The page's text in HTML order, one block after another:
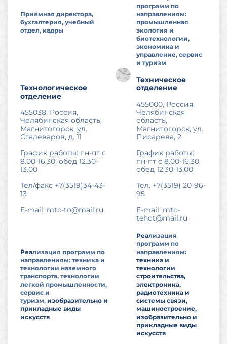
Приёмная директора,
бухгалтерия, учебный
отдел, кадры
программ по
направлениям:
промышленная
экология и
биотехнологии,
экономика и
управление, сервис
и туризм
Технологическое
отделение
455038, Россия,
Челябинская область,
Магнитогорск, ул.
Сталеваров, д. 11
График работы: пн-пт с
8.00-16.30, обед 12.30-
13.00
Тел/факс +7(3519)34-43-
13
E-mail: mtc-to@mail.ru
Техническое
отделение
455000, Россия,
Челябинская
область,
Магнитогорск, ул.
Писарева, 2
График работы:
пн-пт с 8.00-16.30,
обед 12.30-13.00
Тел. +7(3519) 20-96-
95
E-mail: mtc-
tehot@mail.ru
Реализация программ по
направлениям: техника и
технологии наземного
транспорта, технологии
легкой промышленности,
сервис и
туризм, изобразительно и
прикладные виды
искусств
Реализация
программ по
направлениям:
техника и
технологии
строительства,
электроника,
радиотехника и
системы связи,
машиностроение,
изобразительно и
прикладные виды
искусств